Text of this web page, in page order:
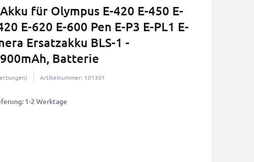
für Olympus E-420 E-450 E-
E-620 E-600 Pen E-P3 E-PL1 E-
Ersatzakku BLS-1 -
Batterie
Artikelnummer: 101301
1-2 Werktage